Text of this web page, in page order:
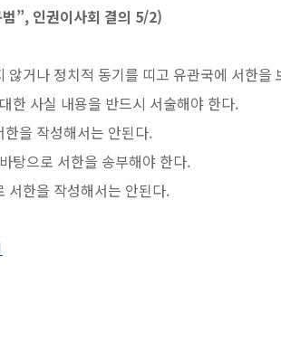
”, 인권이사회 결의 5/2)
거나 정치적 동기를 띠고 유관국에 서한을
한 사실 내용을 반드시 서술해야 한다.
을 작성해서는 안된다.
탕으로 서한을 송부해야 한다.
한을 작성해서는 안된다.